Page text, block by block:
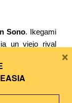
Sono. Ikegami
un viejo rival
y un hombre
en este
y los
×